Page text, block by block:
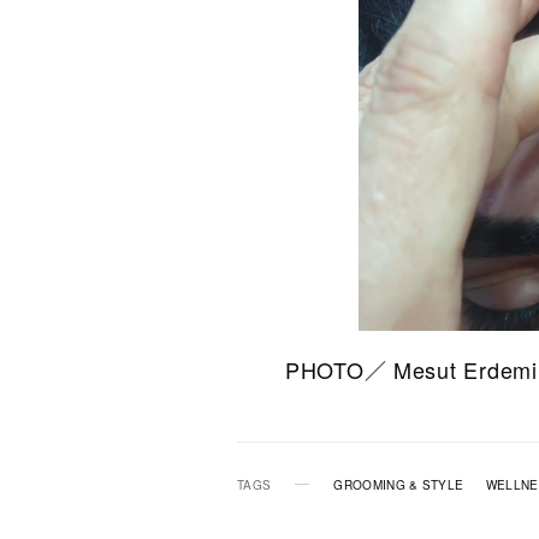
PHOTO／ Mesut
TAGS GROOMING & STYLE